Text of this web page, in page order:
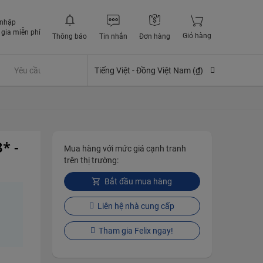
miễn phí
Thông báo Tin nhắn Đơn hàng Giỏ hàng
Yêu cầu quyền lợi bảo hiểmTiếng Việt -Đồng Việt Nam (₫)
-
Mua hàng với mức giá cạnh tranh
trên thị trường:
Bắt đầu mua hàng
Liên hệ nhà cung cấp
Tham gia Felix ngay!